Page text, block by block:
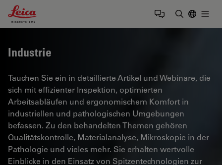
Leica Microsystems Logo
Industrie
Tauchen Sie ein in detaillierte Artikel und Webinare, die
sich mit effizienter Inspektion, optimierten
Arbeitsabläufen und ergonomischem Komfort in
industriellen und pathologischen Umgebungen
befassen. Zu den behandelten Themen gehören
Qualitätskontrolle, Materialanalyse, Mikroskopie in der
Pathologie und vieles mehr. Sie erhalten wertvolle
Einblicke in den Einsatz von Spitzentechnologien zur